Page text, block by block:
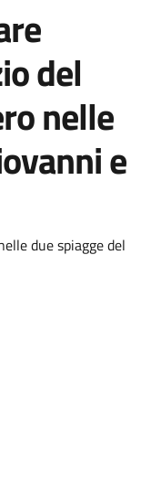
del
nelle
e
due spiagge del